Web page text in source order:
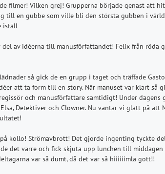
filmer! Vilken grej! Grupperna började genast att
till en gubbe som ville bli den största gubben i
iställ
av idéerna till manusförfattandet! Felix från röda
så gick de en grupp i taget och träffade
att ta form till en story. När manuset var klart så
och manusförfattare samtidigt! Under dagens
Detektiver och Clowner. Nu väntar vi glatt på att
kollo! Strömavbrott! Det gjorde ingenting tyckte
det värre och fick skjuta upp lunchen till middagen
var så dumt, då det var så hiiiiiimla gott!!